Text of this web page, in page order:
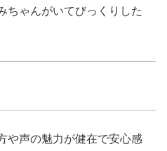
ちゃんがいてびっくりした
や声の魅力が健在で安心感